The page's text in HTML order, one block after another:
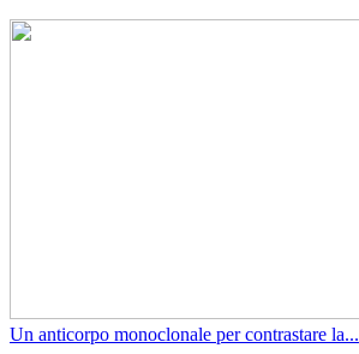
Un anticorpo monoclonale per contrastare la...